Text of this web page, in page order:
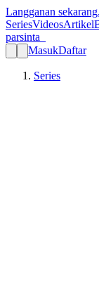
Langganan
SeriesVideosArtikel
parsinta_
MasukDaftar
Series